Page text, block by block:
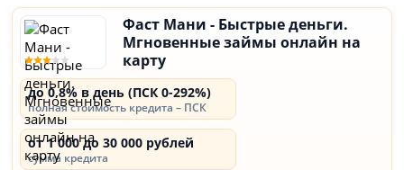
Фаст Мани - Быстрые деньги.
Мгновенные займы онлайн на
карту
до 0,8% в день (ПСК 0-292%)
полная стоимость кредита – ПСК
от 1 000 до 30 000 рублей
сумма кредита